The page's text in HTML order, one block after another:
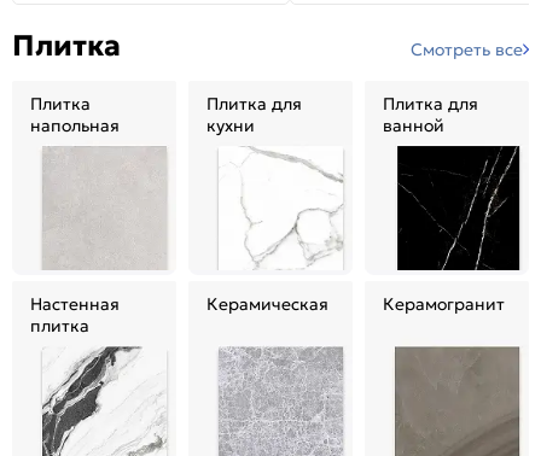
Плитка Смотреть все
Плитка
напольная
Плитка для
кухни
Плитка для
ванной
Настенная
плитка
Керамическая Керамогранит